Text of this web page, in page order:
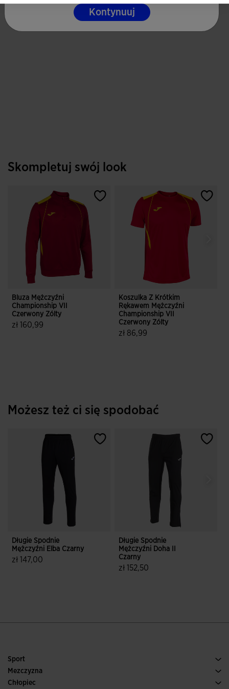
Skompletuj swój look
Bluza Mężczyźni
Championship VII
Czerwony Zólty
zł 160,99
Koszulka Z Krótkim
Rękawem Mężczyźni
Championship VII
Czerwony Zólty
zł 86,99
Możesz też ci się spodobać
Długie Spodnie
Mężczyźni Elba Czarny
zł 147,00
Długie Spodnie
Mężczyźni Doha II
Czarny
zł 152,50
Sport
Bieganie
Pilka nozna
Mezczyzna
Buty Meskie
Chłopiec
Kontynuuj